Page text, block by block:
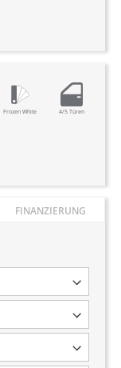
Frozen White 4/5 Türen
FINANZIERUNG